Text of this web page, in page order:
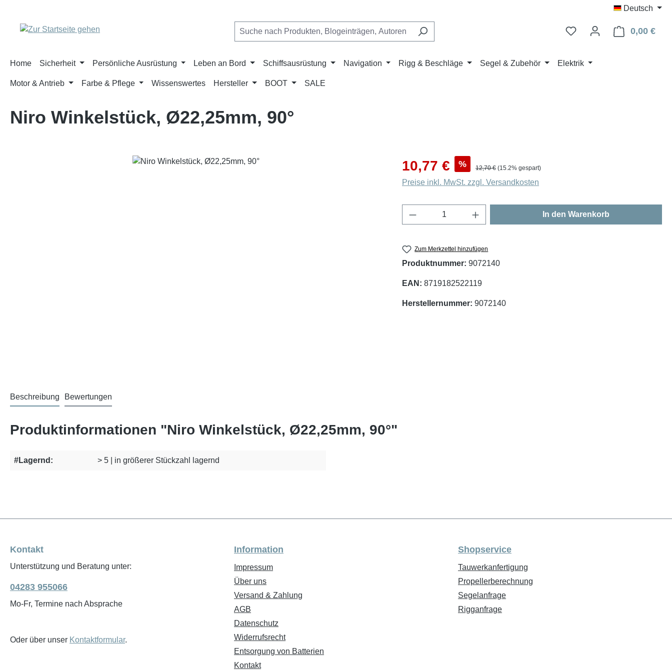
Deutsch
0,00 €
Home Sicherheit Persönliche Ausrüstung Leben an Bord Schiffsausrüstung Navigation Rigg & Beschläge Segel & Zubehör Elektrik
Motor & Antrieb Farbe & Pflege Wissenswertes Hersteller BOOT SALE
Niro Winkelstück, Ø22,25mm, 90°
Verkaufspreis:
10,77 € % Regulärer Preis:
12,70 € (15.2% gespart)
Preise inkl. MwSt. zzgl. Versandkosten
Produkt Anzahl: Gib den gewünschten Wert ein
In den Warenkorb
Zum Merkzettel hinzufügen
Produktnummer: 9072140
EAN: 8719182522119
Herstellernummer: 9072140
Beschreibung Bewertungen
Produktinformationen "Niro Winkelstück, Ø22,25mm, 90°"
#Lagernd: > 5 | in größerer Stückzahl lagernd
Kontakt
Unterstützung und Beratung unter:
04283 955066
Mo-Fr, Termine nach Absprache
Oder über unser Kontaktformular.
Information
Impressum
Über uns
Versand & Zahlung
AGB
Datenschutz
Widerrufsrecht
Entsorgung von Batterien
Kontakt
Shopservice
Tauwerkanfertigung
Propellerberechnung
Segelanfrage
Rigganfrage